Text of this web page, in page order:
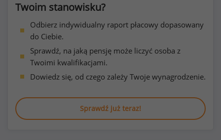
Twoim stanowisku?
Odbierz indywidualny raport płacowy dopasowany
do Ciebie.
Sprawdź, na jaką pensję może liczyć osoba z
Twoimi kwalifikacjami.
Dowiedz się, od czego zależy Twoje wynagrodzenie.
Sprawdź już teraz!